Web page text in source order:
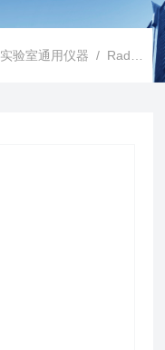
实验室通用仪器 / RadEye GR赛默飞抓斗式辐射监测系统